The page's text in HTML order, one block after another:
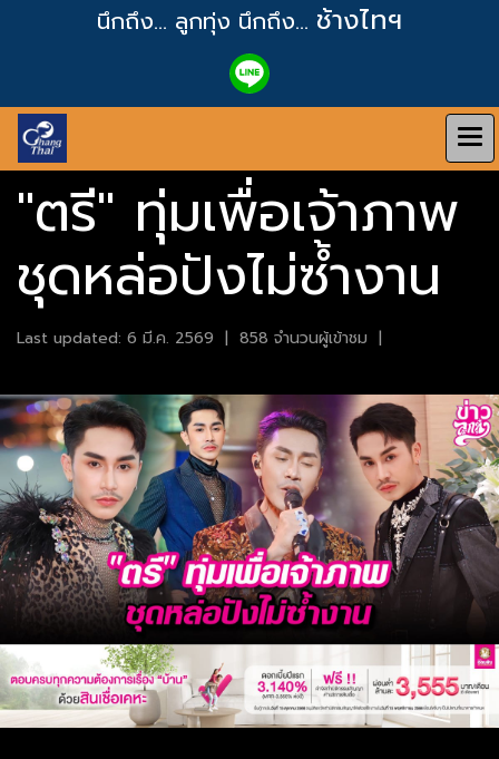
นึกถึง... ลูกทุ่ง นึกถึง... ช้างไทฯ
"ตรี" ทุ่มเพื่อเจ้าภาพ
ชุดหล่อปังไม่ซ้ำงาน
Last updated: 6 มี.ค. 2569 | 858 จำนวนผู้เข้าชม |